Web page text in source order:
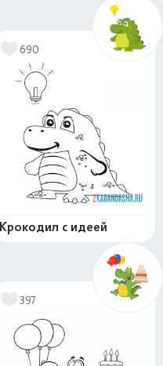
690
Крокодил с идеей
397